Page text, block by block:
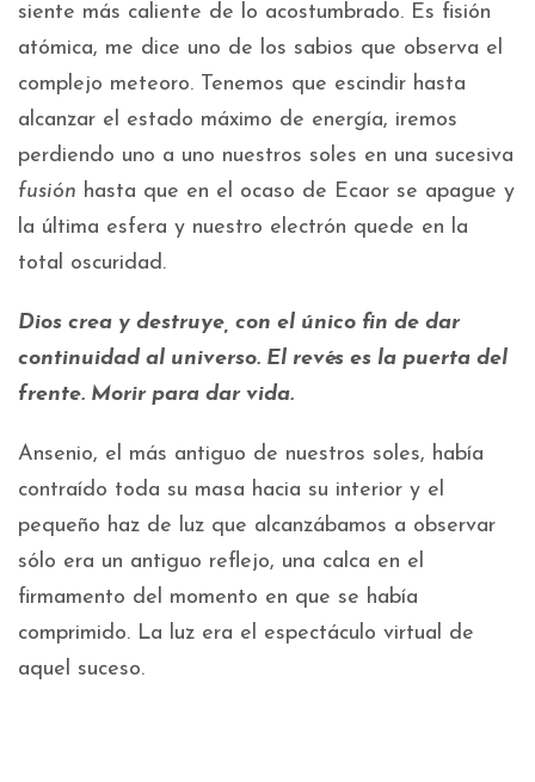
siente más caliente de lo acostumbrado. Es fisión
atómica, me dice uno de los sabios que observa el
complejo meteoro. Tenemos que escindir hasta
alcanzar el estado máximo de energía, iremos
perdiendo uno a uno nuestros soles en una sucesiva
fusión hasta que en el ocaso de Ecaor se apague y
la última esfera y nuestro electrón quede en la
total oscuridad.
Dios crea y destruye, con el único fin de dar
continuidad al universo. El revés es la puerta del
frente. Morir para dar vida.
Ansenio, el más antiguo de nuestros soles, había
contraído toda su masa hacia su interior y el
pequeño haz de luz que alcanzábamos a observar
sólo era un antiguo reflejo, una calca en el
firmamento del momento en que se había
comprimido. La luz era el espectáculo virtual de
aquel suceso.